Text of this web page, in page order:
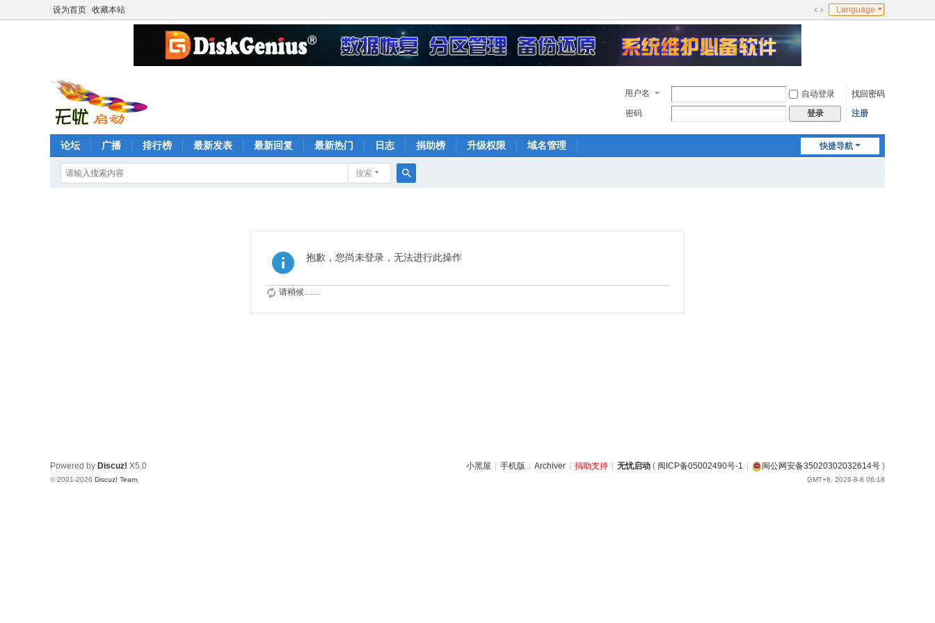
设为首页 收藏本站
切
Language
用户名 自动登录
找回密码
密码
登录 注册
快捷导航
论坛 广播 排行榜 最新发表 最新回复 最新热门 日志 捐助榜 升级权限 域名管理
搜索
抱歉，您尚未登录，无法进行此操作
请稍候……
小黑屋 手机版 Archiver 捐助支持 无忧启动 ( 闽ICP备05002490号-1 闽公网安备35020302032614号 )
GMT+8, 2026-8-8 06:18
Powered by Discuz! X5.0
© 2001-2026 Discuz! Team